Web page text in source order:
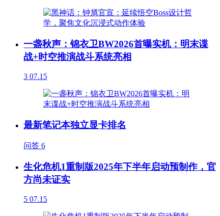
一盏秋声：锦衣卫BW2026首曝实机：明末谍
战+时空推演战斗系统亮相
3 07.15
最新笔记本独立显卡排名
问答 6
生化危机1重制版2025年下半年启动预制作，官
方尚未证实
5 07.15